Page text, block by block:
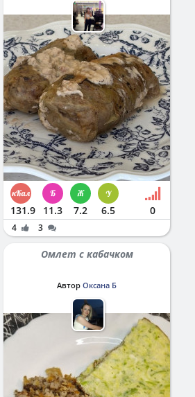
131.9 11.3 7.2 6.5 0
4 3
Омлет с кабачком
Автор Оксана Б